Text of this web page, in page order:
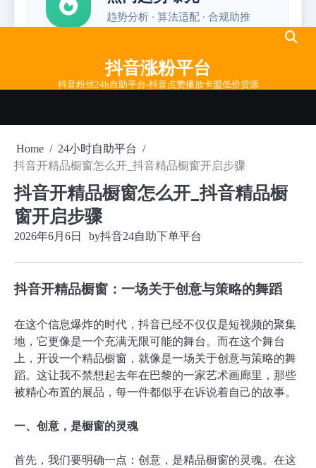
抖音涨粉平台
抖音粉丝24h自助平台-抖音点赞播放卡盟低价货源
Home
24小时自助平台
抖音开精品橱窗怎么开_抖音精品橱窗开启步骤
抖音开精品橱窗怎么开_抖音精品橱
窗开启步骤
2026年6月6日 by抖音24自助下单平台
抖音开精品橱窗：一场关于创意与策略的舞蹈
在这个信息爆炸的时代，抖音已经不仅仅是短视频的聚集
地，它更像是一个充满无限可能的舞台。而在这个舞台
上，开设一个精品橱窗，就像是一场关于创意与策略的舞
蹈。这让我不禁想起去年在巴黎的一家艺术画廊里，那些
被精心布置的展品，每一件都似乎在诉说着自己的故事。
一、创意，是橱窗的灵魂
首先，我们要明确一点：创意，是精品橱窗的灵魂。在这